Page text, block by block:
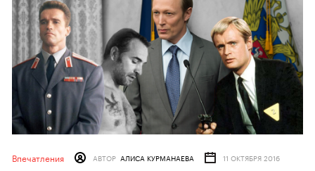
Впечатления АВТОР АЛИСА КУРМАНАЕВА 11 ОКТЯБРЯ 2016